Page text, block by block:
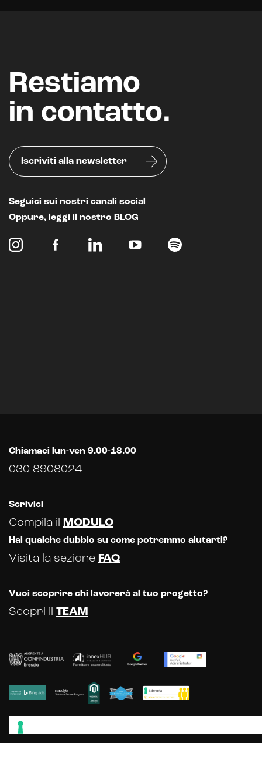
Restiamo
in contatto.
Iscriviti alla newsletter
Seguici sui nostri canali social
Oppure, leggi il nostro BLOG
Chiamaci lun-ven 9.00-18.00
030 8908024
Scrivici
Compila il MODULO
Hai qualche dubbio su come potremmo aiutarti?
Visita la sezione FAQ
Vuoi scoprire chi lavorerà al tuo progetto?
Scopri il TEAM